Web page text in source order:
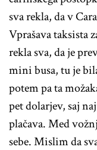
sva rekla, da v
Vprašava taksista
rekla sva, da je
mini busa, tu je
potem pa ta
pet dolarjev, saj
plačava. Med
sebe. Mislim da